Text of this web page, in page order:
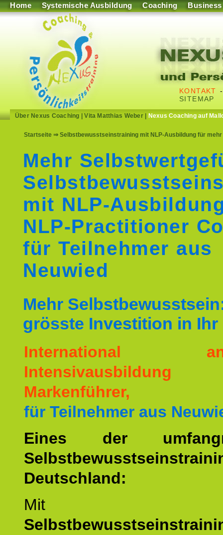
Home Systemische Ausbildung Coaching Business
KONTAKT
SITEMAP
Über Nexus Coaching |Vita Matthias Weber| Nexus Coaching auf
Startseite ⇒ Selbstbewusstseinstraining mit NLP-Ausbildung für
Mehr
mit NLP-
NLP-Practitioner
für Teilnehmer aus
Neuwied
Mehr
grösste Investition in Ihr
International
Markenführer,
für Teilnehmer aus
Eines der
Deutschland:
Mit